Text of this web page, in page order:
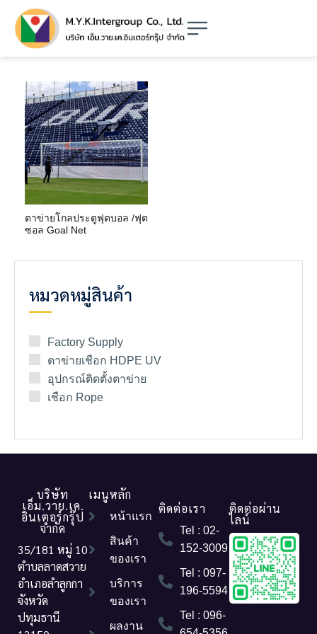
หมวดหมู่สินค้า
Factory Supply
ตาข่ายเชือก HDPE UV
อุปกรณ์ติดตั้งตาข่าย
เชือก Rope
ตาข่ายโกลประตูฟุตบอล /ฟุต
ซอล Goal Net
บริษัท
เอ็ม.วาย.เค.
อินเตอร์กรุ๊ป
จำกัด
35/181 หมู่ 10
ตำบลลาดสวาย
อำเภอลำลูกกา
จังหวัด
ปทุมธานี
เมนูหลัก
หน้าแรก
สินค้า
ของเรา
บริการ
ของเรา
ผลงาน
ติดต่อเรา
Tel : 02-
152-3009
Tel : 097-
196-5594
Tel : 096-
ติดต่อผ่าน
ไลน์